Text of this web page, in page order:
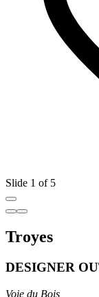
Slide 1 of 5
Troyes
DESIGNER
Voie du Bois